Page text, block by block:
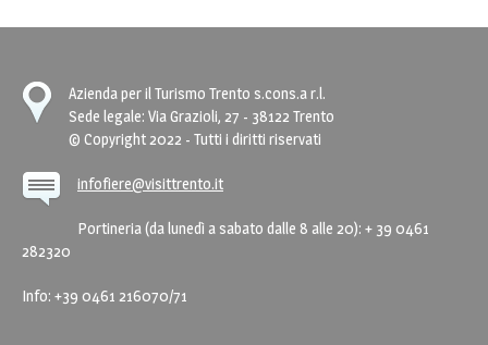
Azienda per il Turismo Trento s.cons.a r.l.
Sede legale: Via Grazioli, 27 - 38122 Trento
© Copyright 2022 - Tutti i diritti riservati
infofiere@visittrento.it
Portineria (da lunedì a sabato dalle 8 alle 20): + 39 0461
282320
Info: +39 0461 216070/71